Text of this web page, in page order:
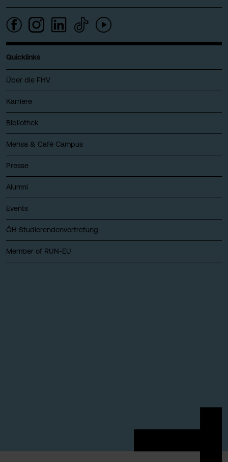
Quicklinks
Über die FHV
Karriere
Bibliothek
Mensa & Café Campus
Presse
Alumni
Events
ÖH Studierendenvertretung
Member of RUN-EU